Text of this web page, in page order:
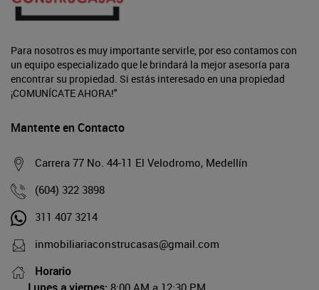
Para nosotros es muy importante servirle, por eso contamos con
un equipo especializado que le brindará la mejor asesoría para
encontrar su propiedad. Si estás interesado en una propiedad
¡COMUNÍCATE AHORA!"
Mantente en Contacto
Carrera 77 No. 44-11 El Velodromo, Medellín
(604) 322 3898
311 407 3214
inmobiliariaconstrucasas@gmail.com
Horario